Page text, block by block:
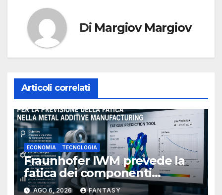
Di Margiov Margiov
Articoli correlati
ECONOMIA TECNOLOGIA
Fraunhofer IWM prevede la
fatica dei componenti
metallici stampati in 3D
AGO 6, 2026 FANTASY